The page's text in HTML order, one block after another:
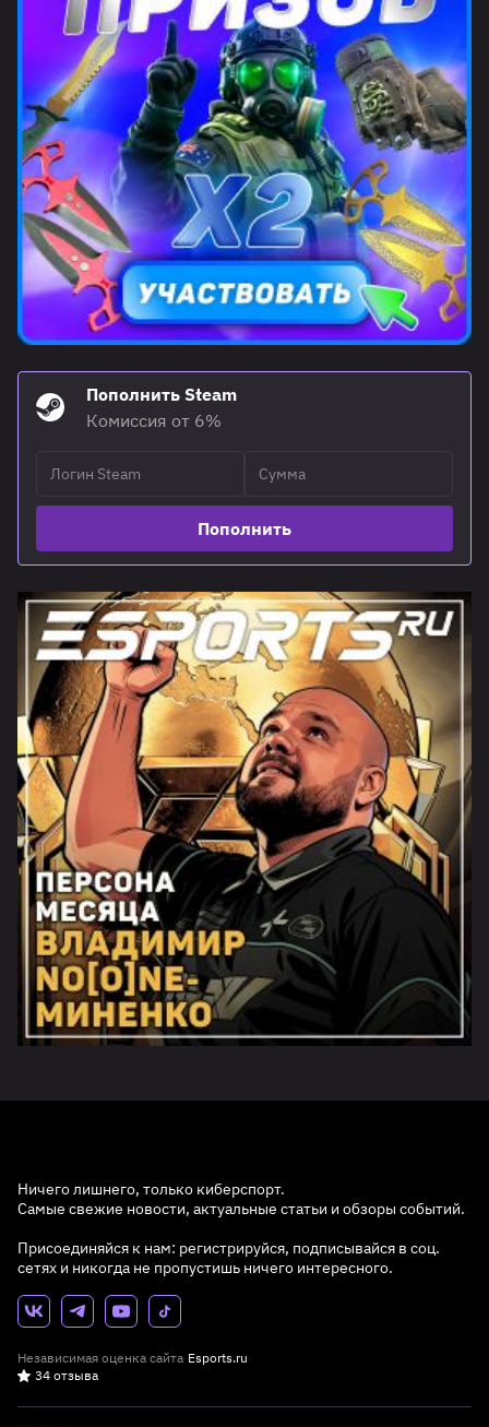
Пополнить Steam
Комиссия от 6%
Пополнить
Ничего лишнего, только киберспорт.
Самые свежие новости, актуальные статьи и обзоры событий.
Присоединяйся к нам: регистрируйся, подписывайся в соц.
сетях и никогда не пропустишь ничего интересного.
Независимая оценка сайта Esports.ru
34 отзыва